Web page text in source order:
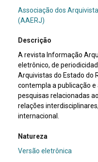
Associação dos
(AAERJ)
Descrição
A revista Informação
eletrônico, de
Arquivistas do Estado do
contempla a publicação
pesquisas relacionadas
relações
internacional.
Natureza
Versão eletrônica